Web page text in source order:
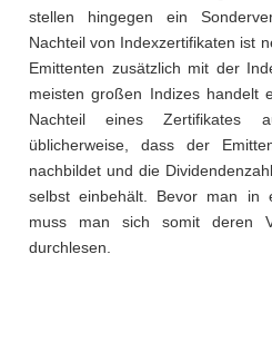
stellen hingegen ein
Nachteil von Indexzertifikaten ist
Emittenten zusätzlich mit der
meisten großen Indizes handelt
Nachteil eines Zertifikates
üblicherweise, dass der
nachbildet und die
selbst einbehält. Bevor man in
muss man sich somit deren
durchlesen.